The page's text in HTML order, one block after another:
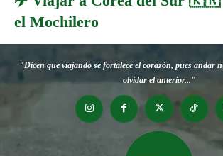
el Mochilero
"Dicen que viajando se fortalece el corazón, pues andar
olvidar el anterior..."